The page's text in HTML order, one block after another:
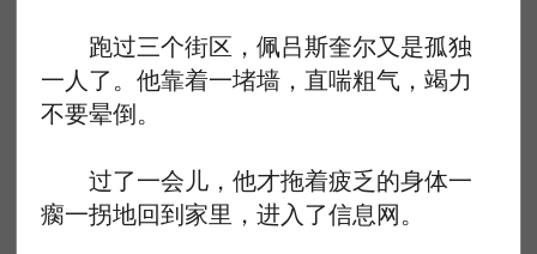
跑过三个街区，佩吕斯奎尔又是孤独
一人了。他靠着一堵墙，直喘粗气，竭力
不要晕倒。
过了一会儿，他才拖着疲乏的身体一
瘸一拐地回到家里，进入了信息网。